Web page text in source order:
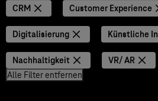
CRM Customer Experience
Digitalisierung Künstliche
Nachhaltigkeit
VR/ AR
Alle Filter entfernen